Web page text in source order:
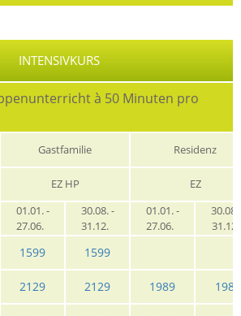
INTENSIVKURS
à 50 Minuten pro
Gastfamilie Residenz
EZ HP
EZ
01.01. -
27.06.
30.08. -
31.12.
01.01. -
27.06.
30.08.
1599 1599
2129 2129 1989 1989